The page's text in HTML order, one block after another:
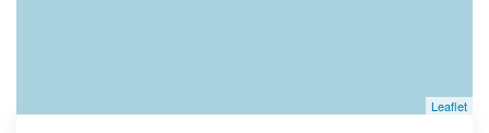
Leaflet